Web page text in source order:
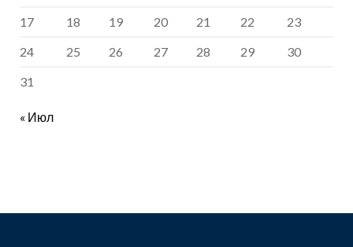
17
18 19 20 21 22
23
24
25 26 27 28 29
30
31
« Июл